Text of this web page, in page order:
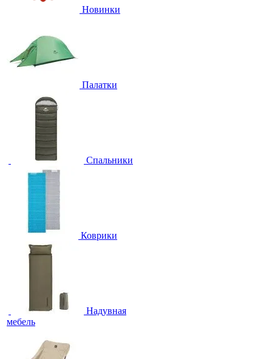
Новинки
Палатки
Спальники
Коврики
Надувная
мебель